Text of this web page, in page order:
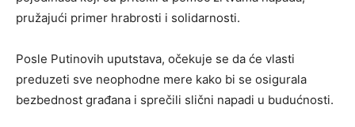
pružajući primer hrabrosti i solidarnosti.
Posle Putinovih uputstava, očekuje se da će vlasti
preduzeti sve neophodne mere kako bi se osigurala
bezbednost građana i sprečili slični napadi u budućnosti.